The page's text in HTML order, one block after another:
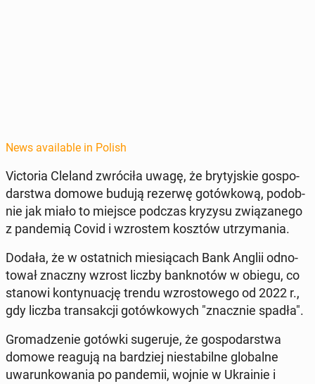
News available in Polish
Vic­to­ria Cleland zwró­ciła uwagę, że bry­tyjskie gospo­
darst­wa domowe budują rezerwę gotówkową, podob­
nie jak miało to miejsce podczas kryzysu związanego
z pan­demią Covid i wzrostem kosztów utrzy­ma­nia.
Dodała, że w os­tat­nich miesią­cach Bank Anglii odno­
tował znaczny wzrost liczby ban­knotów w obiegu, co
stanowi kon­tynu­ację trendu wzros­towego od 2022 r.,
gdy liczba transakcji gotówkowych "znacznie spadła".
Gro­madze­nie gotówki sugeru­je, że gospo­darst­wa
domowe reagują na bardziej ni­esta­bilne glob­alne
uwarunk­owa­nia po pan­demii, wojnie w Ukrainie i